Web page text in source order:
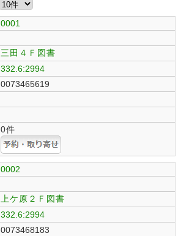
0001
三田４Ｆ図書
332.6:2994
0073465619
0件
0002
上ケ原２Ｆ図書
332.6:2994
0073468183